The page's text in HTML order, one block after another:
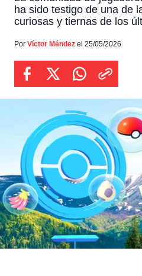
ha sido testigo de una de
curiosas y tiernas de los
considerarían débil o sin
que se trata de un
Por Víctor Méndez el 25/05/2026